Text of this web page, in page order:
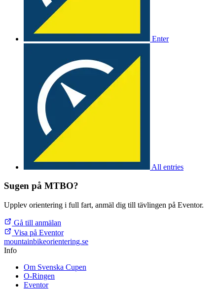
Enter
All entries
Sugen på MTBO?
Upplev orientering i full fart, anmäl dig till tävlingen på Eventor.
Gå till anmälan
Visa på Eventor
mountainbikeorientering.se
Info
Om Svenska Cupen
O-Ringen
Eventor